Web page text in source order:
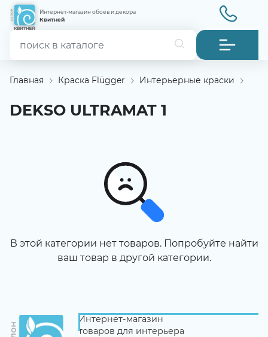
Интернет-магазин обоев и декора
Квитней
Главная Краска Flügger Интерьерные краски
DEKSO ULTRAMAT 1
В этой категории нет товаров. Попробуйте найти
ваш товар в другой категории.
Интернет-магазин
товаров для интерьера